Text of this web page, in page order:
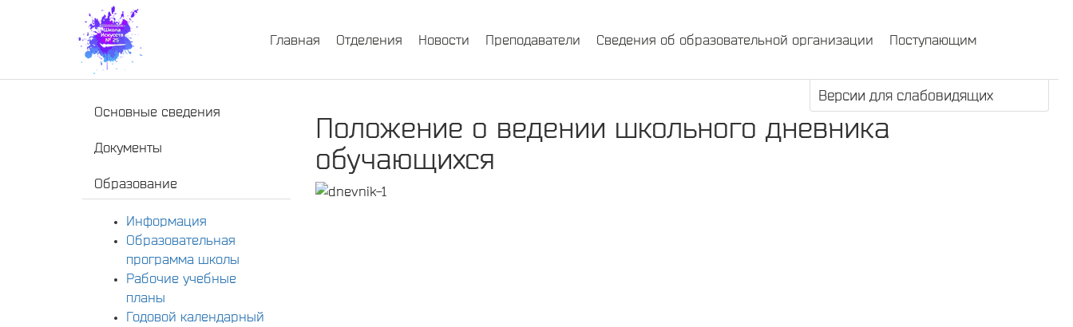
Главная Отделения Новости Преподаватели Сведения об образовательной организации Поступающим
Версии для слабовидящих
Основные сведения
Документы
Образование
Информация
Образовательная
программа школы
Рабочие учебные
планы
Годовой календарный
Положение о ведении школьного дневника
обучающихся